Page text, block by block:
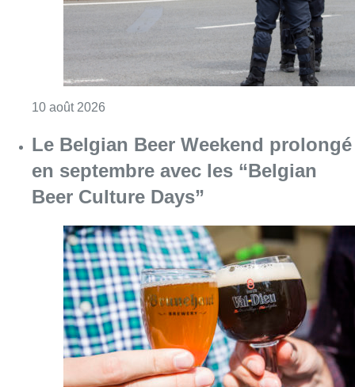
10 août 2026
Le Belgian Beer Weekend prolongé
en septembre avec les “Belgian
Beer Culture Days”